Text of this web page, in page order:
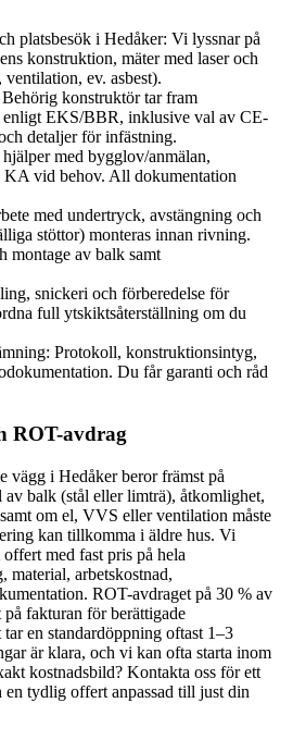
platsbesök i Hedåker: Vi lyssnar på
konstruktion, mäter med laser och
ev. asbest).
konstruktör tar fram
EKS/BBR, inklusive val av CE-
detaljer för infästning.
med bygglov/anmälan,
vid behov. All dokumentation
med undertryck, avstängning och
stöttor) monteras innan rivning.
montage av balk samt
snickeri och förberedelse för
full ytskiktsåterställning om du
Protokoll, konstruktionsintyg,
Du får garanti och råd
ROT-avdrag
vägg i Hedåker beror främst på
balk (stål eller limträ), åtkomlighet,
om el, VVS eller ventilation måste
kan tillkomma i äldre hus. Vi
med fast pris på hela
material, arbetskostnad,
ROT-avdraget på 30 % av
på fakturan för berättigade
en standardöppning oftast 1–3
är klara, och vi kan ofta starta inom
kostnadsbild? Kontakta oss för ett
en tydlig offert anpassad till just din